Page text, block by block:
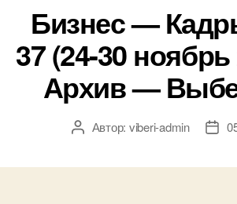
Бизнес —
37 (24-30
Архив —
АвторАвтор: viberi-admin
Дата